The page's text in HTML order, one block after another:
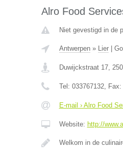
Alro Food
Niet gevestigd in de
Antwerpen» Lier|
Duwijckstraat 17,
Tel: 033767132, Fax:
E-mail › Alro Food
Website: http://
Welkom in de